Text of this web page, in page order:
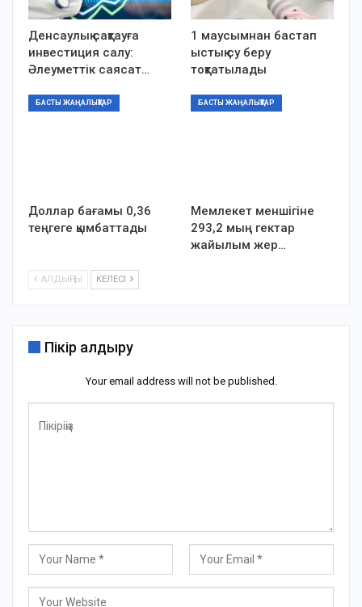
Денсаулық сақтауға
инвестиция салу:
Әлеуметтік саясат…
1 маусымнан бастап
ыстық су беру
тоқтатылады
БАСТЫ ЖАҢАЛЫҚТАР
Доллар бағамы 0,36
теңгеге қымбаттады
БАСТЫ ЖАҢАЛЫҚТАР
Мемлекет меншігіне
293,2 мың гектар
жайылым жер…
АЛДЫҢҒЫ КЕЛЕСІ
Пікір қалдыру
Your email address will not be published.